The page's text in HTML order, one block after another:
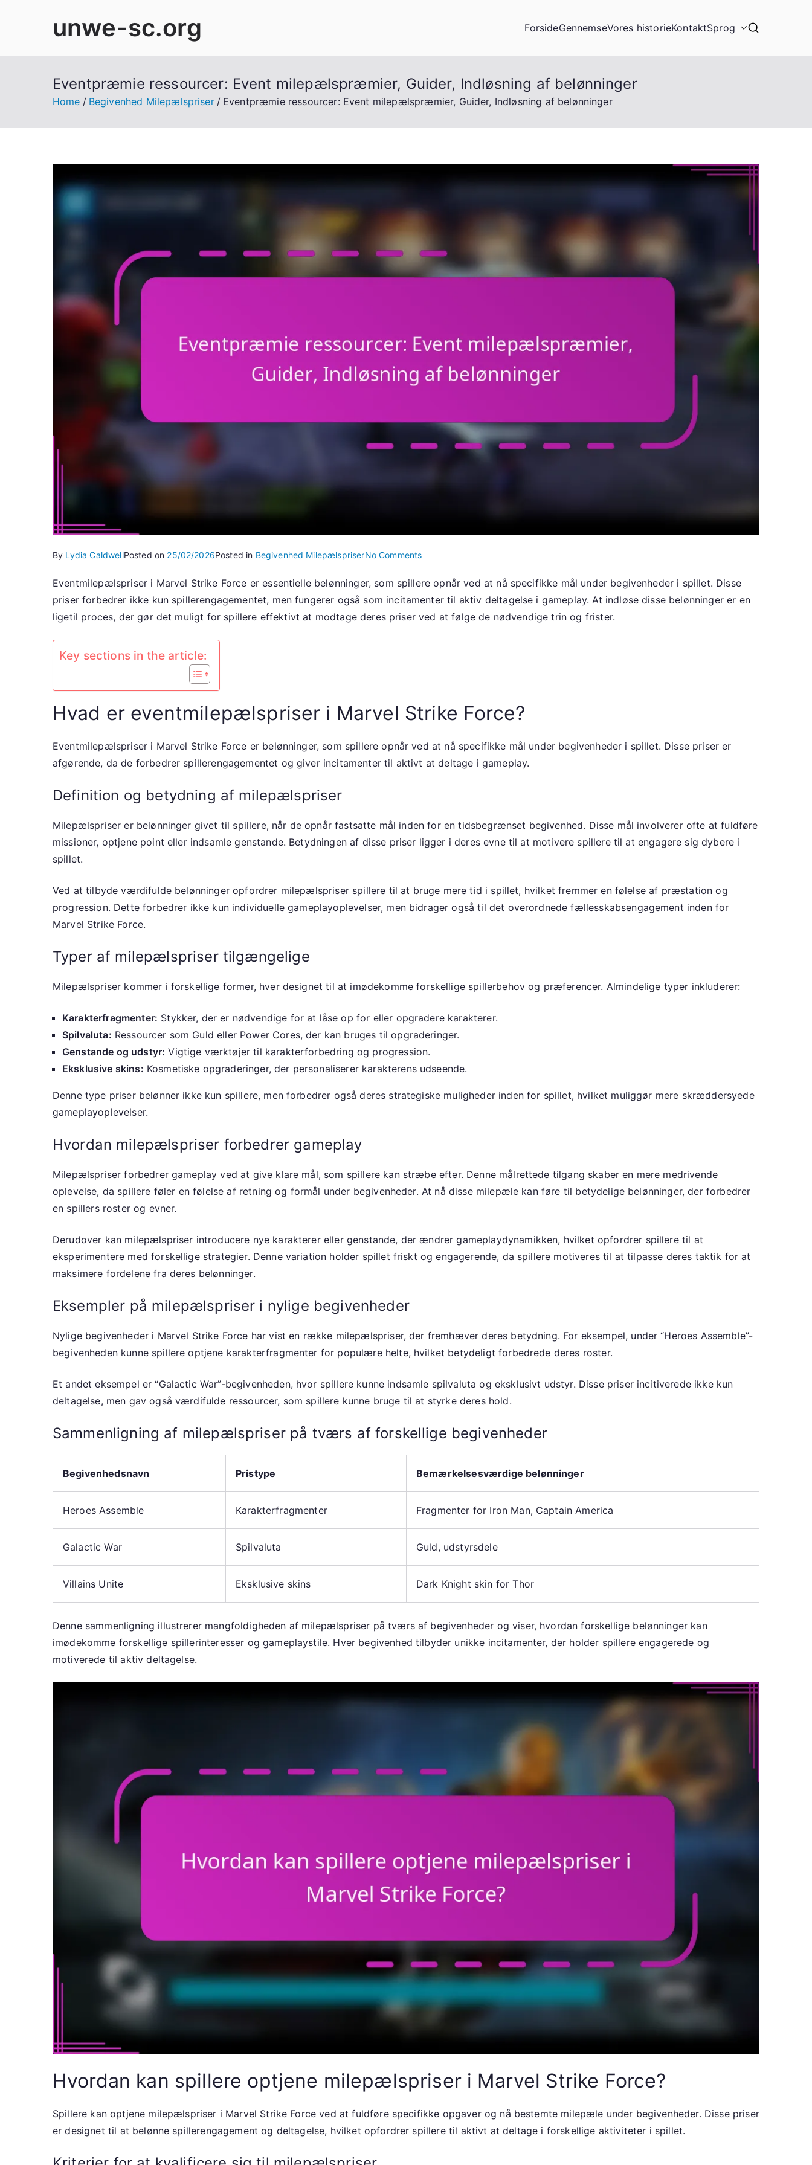
unwe-sc.org ForsideGennemseVores historieKontaktSprog
Eventpræmie ressourcer: Event milepælspræmier, Guider, Indløsning af belønninger
Home Begivenhed Milepælspriser Eventpræmie ressourcer: Event milepælspræmier, Guider, Indløsning af belønninger
By Lydia CaldwellPosted on 25/02/2026Posted in Begivenhed MilepælspriserNo Commentson
ressourcer:
Event
milepælspræmier,
Eventmilepælspriser i Marvel Strike Force er essentielle belønninger, som spillere opnår ved at nå specifikke mål under begivenheder i spillet. Disse
priser forbedrer ikke kun spillerengagementet, men fungerer også som incitamenter til aktiv deltagelse i gameplay. At indløse disse belønninger er en
ligetil proces, der gør det muligt for spillere effektivt at modtage deres priser ved at følge de nødvendige trin og frister.
Key sections in the article:
Hvad er eventmilepælspriser i Marvel Strike Force?
Eventmilepælspriser i Marvel Strike Force er belønninger, som spillere opnår ved at nå specifikke mål under begivenheder i spillet. Disse priser er
afgørende, da de forbedrer spillerengagementet og giver incitamenter til aktivt at deltage i gameplay.
Definition og betydning af milepælspriser
Milepælspriser er belønninger givet til spillere, når de opnår fastsatte mål inden for en tidsbegrænset begivenhed. Disse mål involverer ofte at fuldføre
missioner, optjene point eller indsamle genstande. Betydningen af disse priser ligger i deres evne til at motivere spillere til at engagere sig dybere i
spillet.
Ved at tilbyde værdifulde belønninger opfordrer milepælspriser spillere til at bruge mere tid i spillet, hvilket fremmer en følelse af præstation og
progression. Dette forbedrer ikke kun individuelle gameplayoplevelser, men bidrager også til det overordnede fællesskabsengagement inden for
Marvel Strike Force.
Typer af milepælspriser tilgængelige
Milepælspriser kommer i forskellige former, hver designet til at imødekomme forskellige spillerbehov og præferencer. Almindelige typer inkluderer:
Karakterfragmenter: Stykker, der er nødvendige for at låse op for eller opgradere karakterer.
Spilvaluta: Ressourcer som Guld eller Power Cores, der kan bruges til opgraderinger.
Genstande og udstyr: Vigtige værktøjer til karakterforbedring og progression.
Eksklusive skins: Kosmetiske opgraderinger, der personaliserer karakterens udseende.
Denne type priser belønner ikke kun spillere, men forbedrer også deres strategiske muligheder inden for spillet, hvilket muliggør mere skræddersyede
gameplayoplevelser.
Hvordan milepælspriser forbedrer gameplay
Milepælspriser forbedrer gameplay ved at give klare mål, som spillere kan stræbe efter. Denne målrettede tilgang skaber en mere medrivende
oplevelse, da spillere føler en følelse af retning og formål under begivenheder. At nå disse milepæle kan føre til betydelige belønninger, der forbedrer
en spillers roster og evner.
Derudover kan milepælspriser introducere nye karakterer eller genstande, der ændrer gameplaydynamikken, hvilket opfordrer spillere til at
eksperimentere med forskellige strategier. Denne variation holder spillet friskt og engagerende, da spillere motiveres til at tilpasse deres taktik for at
maksimere fordelene fra deres belønninger.
Eksempler på milepælspriser i nylige begivenheder
Nylige begivenheder i Marvel Strike Force har vist en række milepælspriser, der fremhæver deres betydning. For eksempel, under “Heroes Assemble”-
begivenheden kunne spillere optjene karakterfragmenter for populære helte, hvilket betydeligt forbedrede deres roster.
Et andet eksempel er “Galactic War”-begivenheden, hvor spillere kunne indsamle spilvaluta og eksklusivt udstyr. Disse priser incitiverede ikke kun
deltagelse, men gav også værdifulde ressourcer, som spillere kunne bruge til at styrke deres hold.
Sammenligning af milepælspriser på tværs af forskellige begivenheder
Begivenhedsnavn Pristype Bemærkelsesværdige belønninger
Heroes Assemble Karakterfragmenter Fragmenter for Iron Man, Captain America
Galactic War Spilvaluta Guld, udstyrsdele
Villains Unite Eksklusive skins Dark Knight skin for Thor
Denne sammenligning illustrerer mangfoldigheden af milepælspriser på tværs af begivenheder og viser, hvordan forskellige belønninger kan
imødekomme forskellige spillerinteresser og gameplaystile. Hver begivenhed tilbyder unikke incitamenter, der holder spillere engagerede og
motiverede til aktiv deltagelse.
Hvordan kan spillere optjene milepælspriser i Marvel Strike Force?
Spillere kan optjene milepælspriser i Marvel Strike Force ved at fuldføre specifikke opgaver og nå bestemte milepæle under begivenheder. Disse priser
er designet til at belønne spillerengagement og deltagelse, hvilket opfordrer spillere til aktivt at deltage i forskellige aktiviteter i spillet.